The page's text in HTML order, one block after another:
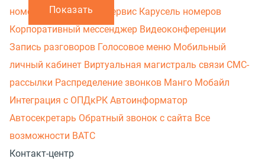
Показать
номер
ЭтикеткаМАВ сервис Карусель номеров
Корпоративный мессенджер Видеоконференции
Запись разговоров Голосовое меню Мобильный
личный кабинет Виртуальная магистраль связи СМС-
рассылки Распределение звонков Манго Мобайл
Интеграция с ОПДкРК Автоинформатор
Автосекретарь Обратный звонок с сайта Все
возможности ВАТС
Контакт-центр